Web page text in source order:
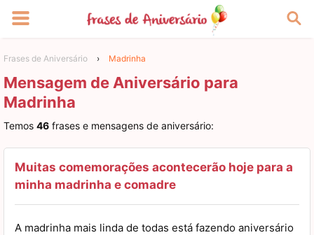
Frases de Aniversário › Madrinha
Mensagem de Aniversário para
Madrinha
Temos 46 frases e mensagens de aniversário:
Muitas comemorações acontecerão hoje para a
minha madrinha e comadre
A madrinha mais linda de todas está fazendo aniversário